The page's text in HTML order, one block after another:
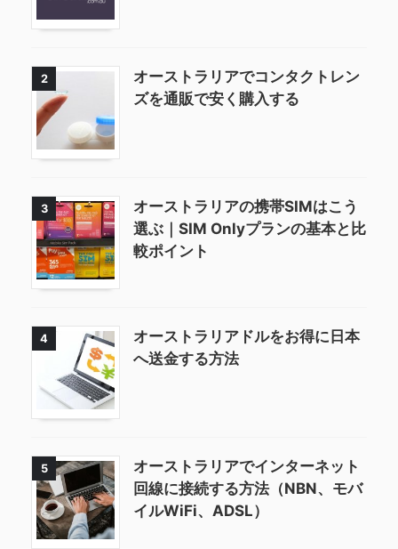
2
オーストラリアでコンタクトレン
ズを通販で安く購入する
3
オーストラリアの携帯SIMはこう
選ぶ｜SIM Onlyプランの基本と比
較ポイント
4
オーストラリアドルをお得に日本
へ送金する方法
5
オーストラリアでインターネット
回線に接続する方法（NBN、モバ
イルWiFi、ADSL）